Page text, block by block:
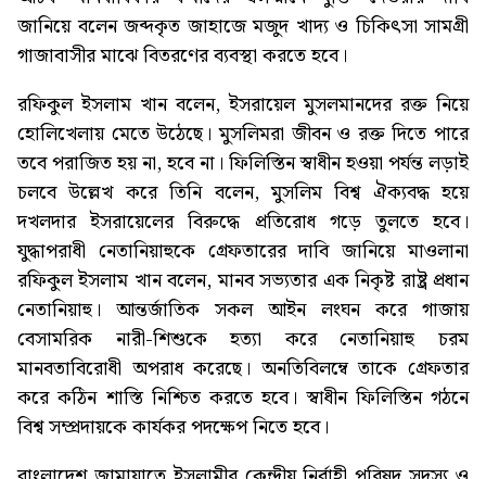
জানিয়ে বলেন জব্দকৃত জাহাজে মজুদ খাদ্য ও চিকিৎসা সামগ্রী
গাজাবাসীর মাঝে বিতরণের ব্যবস্থা করতে হবে।
রফিকুল ইসলাম খান বলেন, ইসরায়েল মুসলমানদের রক্ত নিয়ে
হোলিখেলায় মেতে উঠেছে। মুসলিমরা জীবন ও রক্ত দিতে পারে
তবে পরাজিত হয় না, হবে না। ফিলিস্তিন স্বাধীন হওয়া পর্যন্ত লড়াই
চলবে উল্লেখ করে তিনি বলেন, মুসলিম বিশ্ব ঐক্যবদ্ধ হয়ে
দখলদার ইসরায়েলের বিরুদ্ধে প্রতিরোধ গড়ে তুলতে হবে।
যুদ্ধাপরাধী নেতানিয়াহুকে গ্রেফতারের দাবি জানিয়ে মাওলানা
রফিকুল ইসলাম খান বলেন, মানব সভ্যতার এক নিকৃষ্ট রাষ্ট্র প্রধান
নেতানিয়াহু। আন্তর্জাতিক সকল আইন লংঘন করে গাজায়
বেসামরিক নারী-শিশুকে হত্যা করে নেতানিয়াহু চরম
মানবতাবিরোধী অপরাধ করেছে। অনতিবিলম্বে তাকে গ্রেফতার
করে কঠিন শাস্তি নিশ্চিত করতে হবে। স্বাধীন ফিলিস্তিন গঠনে
বিশ্ব সম্প্রদায়কে কার্যকর পদক্ষেপ নিতে হবে।